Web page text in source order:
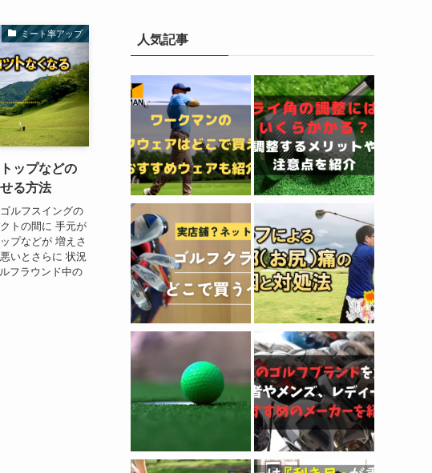
ミート率アップ
ップなどの
る方法
ルフスイングの
トの間に 手元が
プなどが 増えさ
いとさらに 状況
フラウンド中の
人気記事